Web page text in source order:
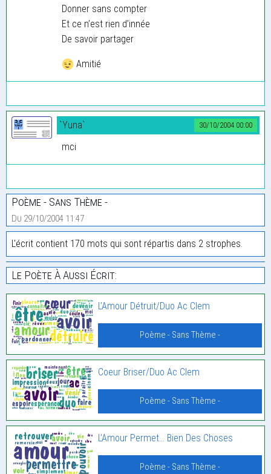
Donner sans compter
Et ce n’est rien d’innée
De savoir partager
Amitié
30/10/2004 00:00
`Yuna`
mci
Poème - Sans Thème -
Du 29/10/2004 11:47
L'écrit contient 170 mots qui sont répartis dans 2 strophes.
Le Poète À Aussi Écrit:
L’Amour Détruit/Duo Ac Clem
Poème - Sans Thème -
Coeur Briser/Duo Ac Clem
Poème - Sans Thème -
L’Amour Permet… Bien Des Choses
Poème - Sans Thème -